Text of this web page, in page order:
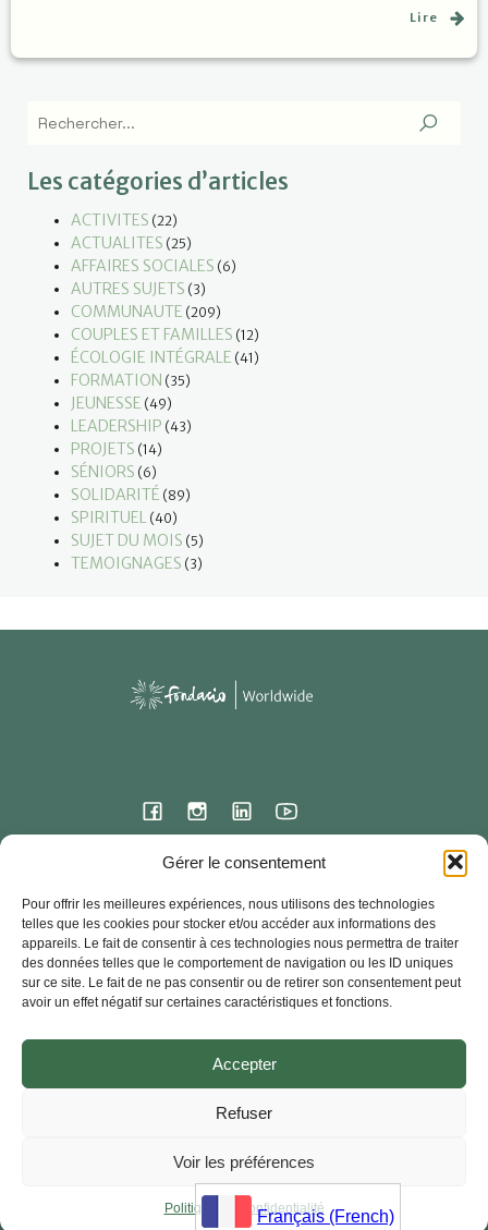
Gérer le consentement
Pour offrir les meilleures expériences, nous utilisons des technologies
telles que les cookies pour stocker et/ou accéder aux informations des
appareils. Le fait de consentir à ces technologies nous permettra de traiter
des données telles que le comportement de navigation ou les ID uniques
sur ce site. Le fait de ne pas consentir ou de retirer son consentement peut
avoir un effet négatif sur certaines caractéristiques et fonctions.
Accepter
Refuser
Voir les préférences
Politique de Confidentialité
Lire
Les catégories d’articles
ACTIVITES (22)
ACTUALITES (25)
AFFAIRES SOCIALES (6)
AUTRES SUJETS (3)
COMMUNAUTE (209)
COUPLES ET FAMILLES (12)
ÉCOLOGIE INTÉGRALE (41)
FORMATION (35)
JEUNESSE (49)
LEADERSHIP (43)
PROJETS (14)
SÉNIORS (6)
SOLIDARITÉ (89)
SPIRITUEL (40)
SUJET DU MOIS (5)
TEMOIGNAGES (3)
23 rue de l’ermitage
78000 VERSAILLES – France
Contact
33 + (0) 1 30 83 03 90
Français (French)